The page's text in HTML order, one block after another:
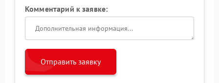
Комментарий к заявке:
Отправить заявку